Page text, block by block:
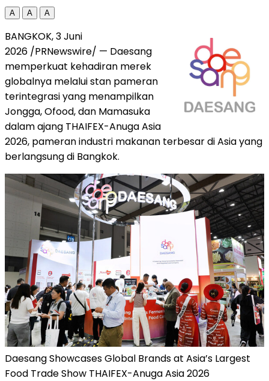
A A A
BANGKOK, 3 Juni
2026 /PRNewswire/ — Daesang
memperkuat kehadiran merek
globalnya melalui stan pameran
terintegrasi yang menampilkan
Jongga, Ofood, dan Mamasuka
dalam ajang THAIFEX-Anuga Asia
2026, pameran industri makanan terbesar di Asia yang
berlangsung di Bangkok.
Daesang Showcases Global Brands at Asia’s Largest
Food Trade Show THAIFEX-Anuga Asia 2026